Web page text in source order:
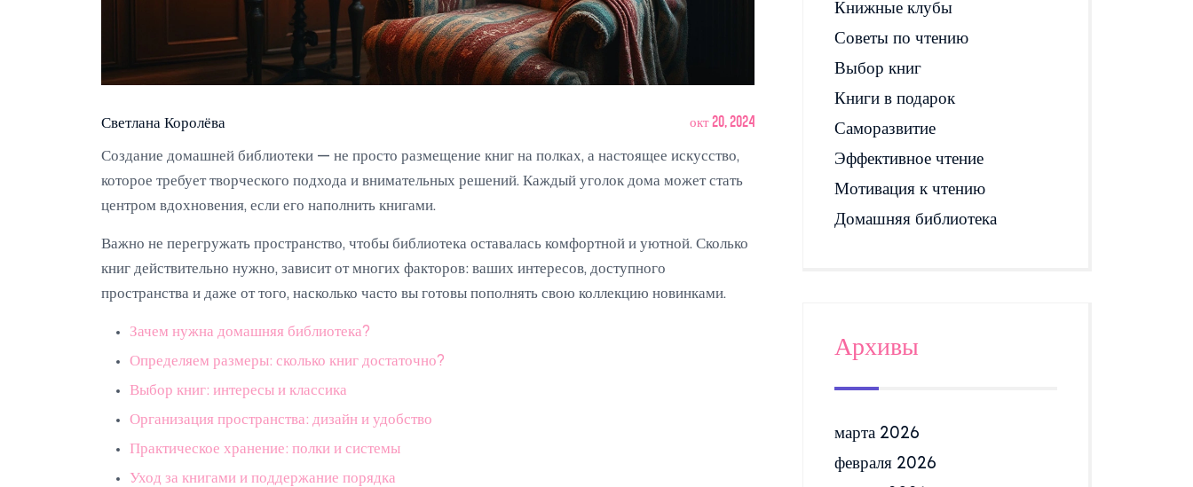
Светлана Королёва окт 20, 2024
Создание домашней библиотеки — не просто размещение книг на полках, а настоящее искусство,
которое требует творческого подхода и внимательных решений. Каждый уголок дома может стать
центром вдохновения, если его наполнить книгами.
Важно не перегружать пространство, чтобы библиотека оставалась комфортной и уютной. Сколько
книг действительно нужно, зависит от многих факторов: ваших интересов, доступного
пространства и даже от того, насколько часто вы готовы пополнять свою коллекцию новинками.
Зачем нужна домашняя библиотека?
Определяем размеры: сколько книг достаточно?
Выбор книг: интересы и классика
Организация пространства: дизайн и удобство
Практическое хранение: полки и системы
Уход за книгами и поддержание порядка
Книжные клубы
Советы по чтению
Выбор книг
Книги в подарок
Саморазвитие
Эффективное чтение
Мотивация к чтению
Домашняя библиотека
Архивы
марта 2026
февраля 2026